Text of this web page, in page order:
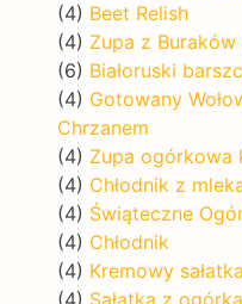
(4) Beet Relish
(4) Zupa z Buraków
(6) Białoruski
(4) Gotowany
Chrzanem
(4) Zupa ogórkowa
(4) Chłodnik z
(4) Świąteczne
(4) Chłodnik
(4) Kremowy